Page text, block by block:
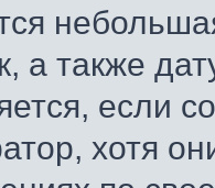
а также
если
хотя